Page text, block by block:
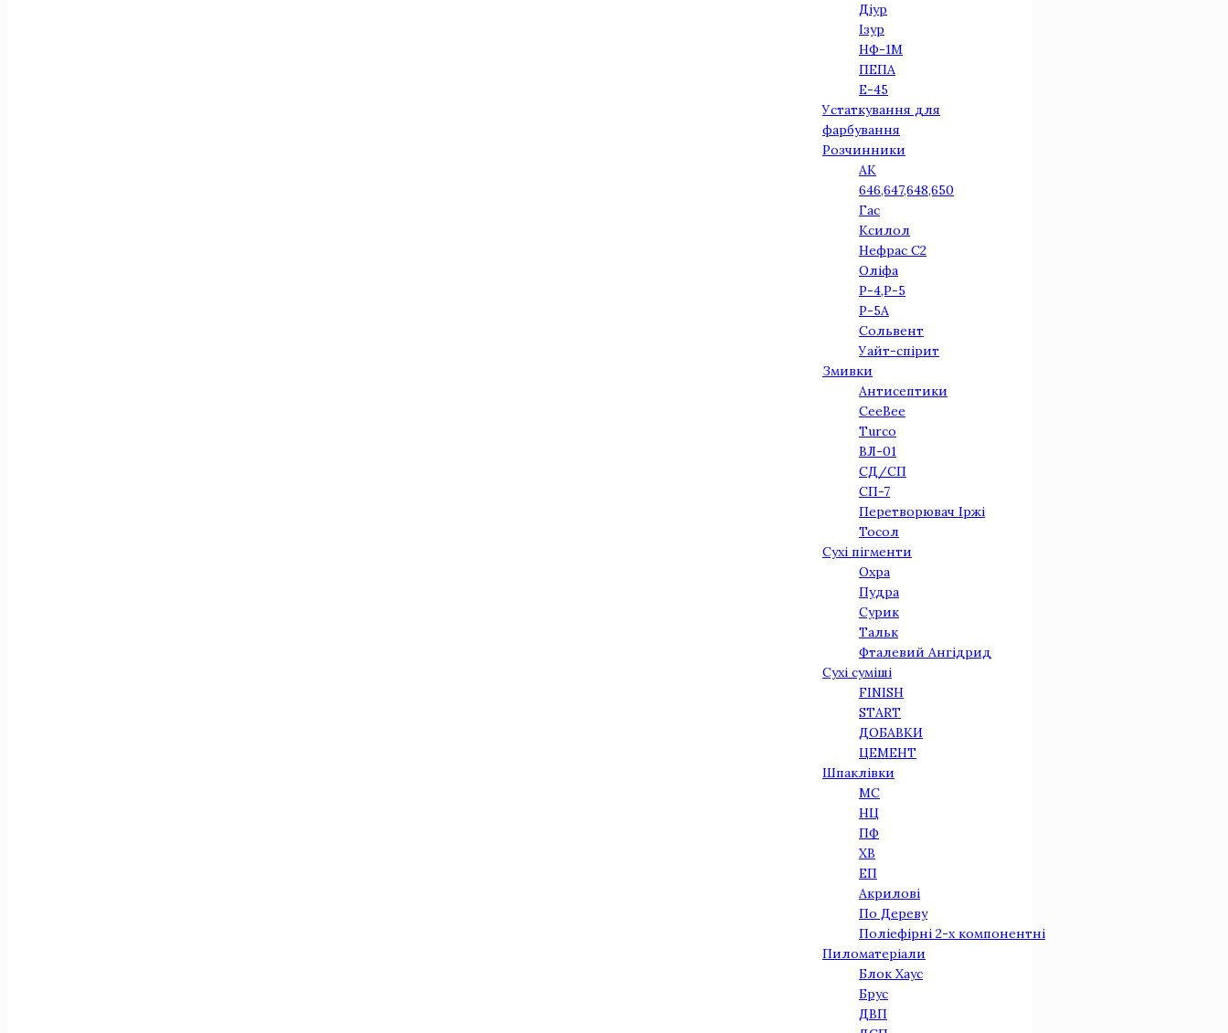
Діур
Iзур
НФ-1М
ПЕПА
Е-45
Устаткування для
фарбування
Розчинники
АК
646,647,648,650
Гас
Ксилол
Нефрас С2
Оліфа
Р-4,Р-5
Р-5А
Сольвент
Уайт-спірит
Змивки
Антисептики
CeeBee
Turco
ВЛ-01
СД/СП
СП-7
Перетворювач Іржi
Тосол
Сухі пігменти
Охра
Пудра
Сурик
Тальк
Фталевий Ангідрид
Сухі суміші
FINISH
START
ДОБАВКИ
ЦЕМЕНТ
Шпаклівки
МС
НЦ
ПФ
ХВ
ЕП
Акрилові
По Дереву
Поліефірні 2-х компонентні
Пиломатеріали
Блок Хаус
Брус
ДВП